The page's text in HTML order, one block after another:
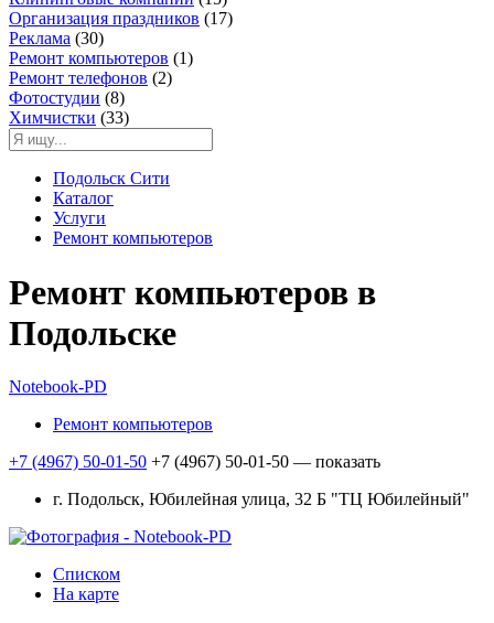
Организация праздников (17)
Реклама (30)
Ремонт компьютеров (1)
Ремонт телефонов (2)
Фотостудии (8)
Химчистки (33)
Подольск Сити
Каталог
Услуги
Ремонт компьютеров
Ремонт компьютеров в
Подольске
Notebook-PD
Ремонт компьютеров
+7 (4967) 50-01-50 +7 (4967) 50-01-50 — показать
г. Подольск, Юбилейная улица, 32 Б "ТЦ Юбилейный"
Списком
На карте